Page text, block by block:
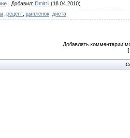
| Добавил: Dmitrii (18.04.2010)
рецепт, цыпленок диета
Добавлять комментарии
[